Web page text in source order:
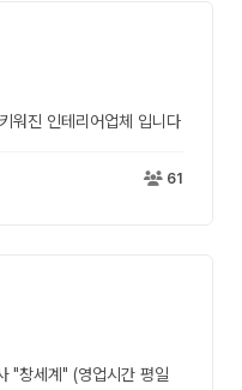
바탕으로 키워진 인테리어업체 입니다
61
"창세계" (영업시간 평일